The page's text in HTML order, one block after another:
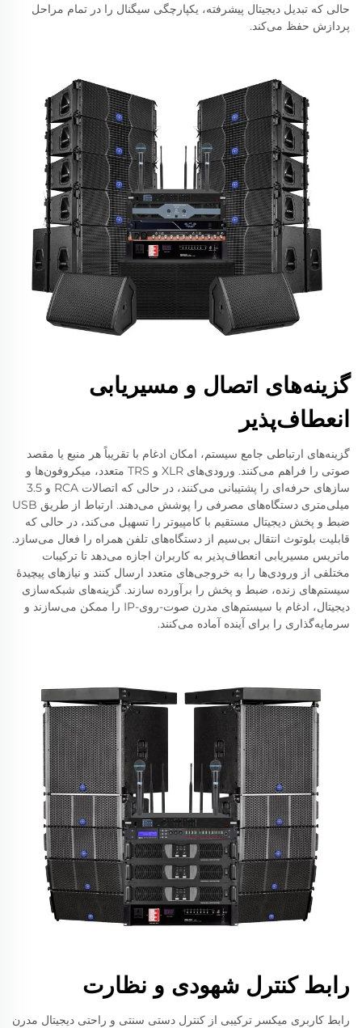
حالی که تبدیل دیجیتال پیشرفته، یکپارچگی سیگنال را در تمام مراحل
پردازش حفظ می‌کند.
گزینه‌های اتصال و مسیریابی
انعطاف‌پذیر
گزینه‌های ارتباطی جامع سیستم، امکان ادغام با تقریباً هر منبع یا مقصد
صوتی را فراهم می‌کنند. ورودی‌های XLR و TRS متعدد، میکروفون‌ها و
سازهای حرفه‌ای را پشتیبانی می‌کنند، در حالی که اتصالات RCA و 3.5
میلی‌متری دستگاه‌های مصرفی را پوشش می‌دهند. ارتباط از طریق USB
ضبط و پخش دیجیتال مستقیم با کامپیوتر را تسهیل می‌کند، در حالی که
قابلیت بلوتوث انتقال بی‌سیم از دستگاه‌های تلفن همراه را فعال می‌سازد.
ماتریس مسیریابی انعطاف‌پذیر به کاربران اجازه می‌دهد تا ترکیبات
مختلفی از ورودی‌ها را به خروجی‌های متعدد ارسال کنند و نیازهای پیچیدهٔ
سیستم‌های زنده، ضبط و پخش را برآورده سازند. گزینه‌های شبکه‌سازی
دیجیتال، ادغام با سیستم‌های مدرن صوت-روی-IP را ممکن می‌سازند و
سرمایه‌گذاری را برای آینده آماده می‌کنند.
رابط کنترل شهودی و نظارت
رابط کاربری میکسر ترکیبی از کنترل دستی سنتی و راحتی دیجیتال مدرن